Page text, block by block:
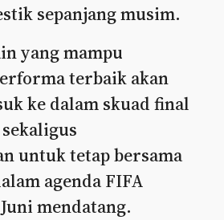
sepanjang musim.
yang mampu
terbaik akan
ke dalam skuad final
untuk tetap bersama
agenda FIFA
mendatang.